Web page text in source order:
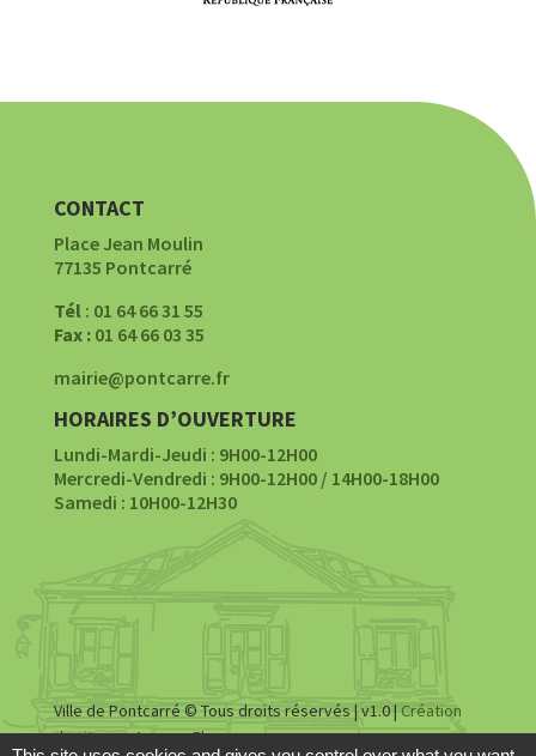
CONTACT
Place Jean Moulin
77135 Pontcarré
Tél: 01 64 66 31 55
Fax :01 64 66 03 35
mairie@pontcarre.fr
HORAIRES D’OUVERTURE
Lundi-Mardi-Jeudi : 9H00-12H00
Mercredi-Vendredi : 9H00-12H00 / 14H00-18H00
Samedi : 10H00-12H30
Ville de Pontcarré © Tous droits réservés | v1.0 | Création
du site par Agence Fluence